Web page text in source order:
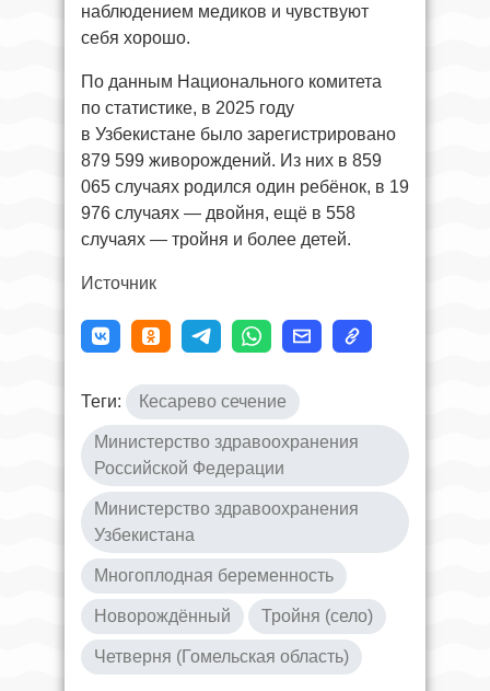
наблюдением медиков и чувствуют
себя хорошо.
По данным Национального комитета
по статистике, в 2025 году
в Узбекистане было зарегистрировано
879 599 живорождений. Из них в 859
065 случаях родился один ребёнок, в 19
976 случаях — двойня, ещё в 558
случаях — тройня и более детей.
Источник
Теги: Кесарево сечение
Министерство здравоохранения
Российской Федерации
Министерство здравоохранения
Узбекистана
Многоплодная беременность
Новорождённый Тройня (село)
Четверня (Гомельская область)